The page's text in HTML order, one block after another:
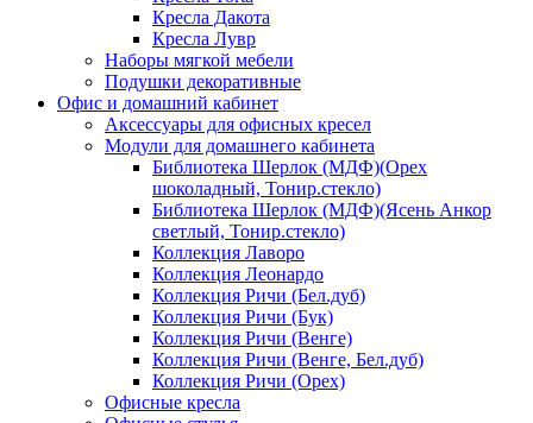
Кресла Дакота
Кресла Лувр
Наборы мягкой мебели
Подушки декоративные
Офис и домашний кабинет
Аксессуары для офисных кресел
Модули для домашнего кабинета
Библиотека Шерлок (МДФ)(Орех
шоколадный, Тонир.стекло)
Библиотека Шерлок (МДФ)(Ясень Анкор
светлый, Тонир.стекло)
Коллекция Лаворо
Коллекция Леонардо
Коллекция Ричи (Бел.дуб)
Коллекция Ричи (Бук)
Коллекция Ричи (Венге)
Коллекция Ричи (Венге, Бел.дуб)
Коллекция Ричи (Орех)
Офисные кресла